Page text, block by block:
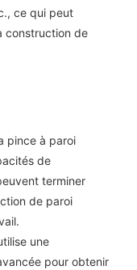
ce qui peut
construction de
pince à paroi
de
terminer
de paroi
une
pour obtenir